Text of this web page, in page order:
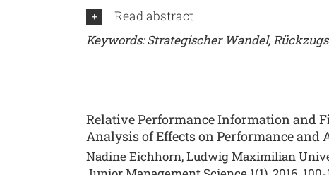
Read abstract
Keywords: Strategischer Wandel,
Relative Performance Information and
Analysis of Effects on Performance
Nadine Eichhorn, Ludwig Maximilian